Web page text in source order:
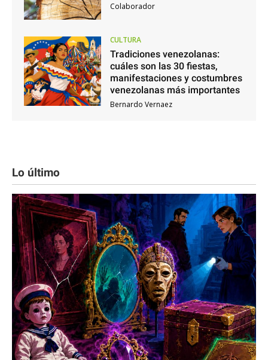
Colaborador
CULTURA
Tradiciones venezolanas:
cuáles son las 30 fiestas,
manifestaciones y costumbres
venezolanas más importantes
Bernardo Vernaez
Lo último